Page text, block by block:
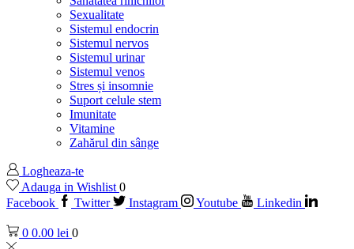
Sexualitate
Sistemul endocrin
Sistemul nervos
Sistemul urinar
Sistemul venos
Stres și insomnie
Suport celule stem
Imunitate
Vitamine
Zahărul din sânge
Logheaza-te
Adauga in Wishlist 0
Facebook
Twitter Instagram Youtube Linkedin
0 0.00 lei 0